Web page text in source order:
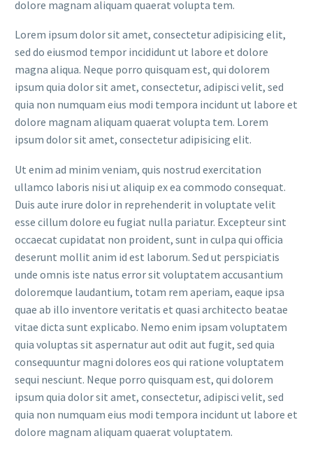
dolore magnam aliquam quaerat volupta tem.
Lorem ipsum dolor sit amet, consectetur adipisicing elit,
sed do eiusmod tempor incididunt ut labore et dolore
magna aliqua. Neque porro quisquam est, qui dolorem
ipsum quia dolor sit amet, consectetur, adipisci velit, sed
quia non numquam eius modi tempora incidunt ut labore et
dolore magnam aliquam quaerat volupta tem. Lorem
ipsum dolor sit amet, consectetur adipisicing elit.
Ut enim ad minim veniam, quis nostrud exercitation
ullamco laboris nisi ut aliquip ex ea commodo consequat.
Duis aute irure dolor in reprehenderit in voluptate velit
esse cillum dolore eu fugiat nulla pariatur. Excepteur sint
occaecat cupidatat non proident, sunt in culpa qui officia
deserunt mollit anim id est laborum. Sed ut perspiciatis
unde omnis iste natus error sit voluptatem accusantium
doloremque laudantium, totam rem aperiam, eaque ipsa
quae ab illo inventore veritatis et quasi architecto beatae
vitae dicta sunt explicabo. Nemo enim ipsam voluptatem
quia voluptas sit aspernatur aut odit aut fugit, sed quia
consequuntur magni dolores eos qui ratione voluptatem
sequi nesciunt. Neque porro quisquam est, qui dolorem
ipsum quia dolor sit amet, consectetur, adipisci velit, sed
quia non numquam eius modi tempora incidunt ut labore et
dolore magnam aliquam quaerat voluptatem.